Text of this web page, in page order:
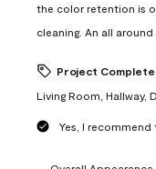
the color retention is
cleaning. An all
Project
Living Room, Hallway,
Yes, I